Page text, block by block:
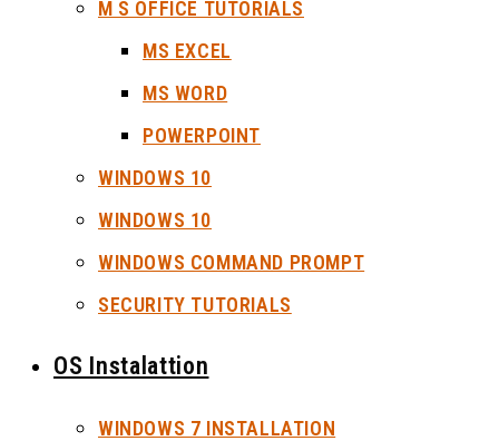
M S OFFICE TUTORIALS
MS EXCEL
MS WORD
POWERPOINT
WINDOWS 10
WINDOWS 10
WINDOWS COMMAND PROMPT
SECURITY TUTORIALS
OS Instalattion
WINDOWS 7 INSTALLATION